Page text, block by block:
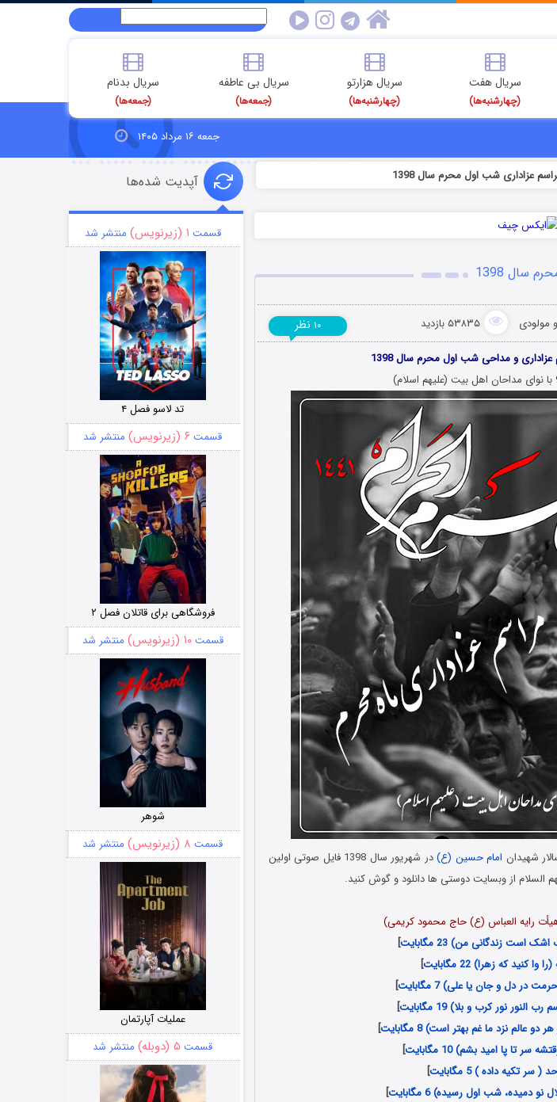
سریال هفت
(چهارشنبه‌ها)
سریال هزارتو
(چهارشنبه‌ها)
سریال بی عاطفه
(جمعه‌ها)
سریال بدنام
(جمعه‌ها)
جمعه ۱۶ مرداد ۱۴۰۵
عزاداری شب اول محرم سال 1398
سال 1398
مولودی ۵۳۸۳۵ بازدید ۱۰ نظر
و مداحی شب اول محرم سال 1398
شهیدان امام حسین (ع)
در شهریور سال 1398 فایل صوتی اولین
السلام از وبسایت دوستی ها دانلود و گوش کنید.
زندگانی من) 23 مگابایت
]
که زهرا) 22 مگابایت
]
دل و جان یا علی) 7 مگابایت
]
نور کرب و بلا) 19 مگابایت
]
نزد ما غم بهتر است) 8 مگابایت
]
پا امید بشم) 10 مگابایت
]
تکیه داده ) 5 مگابایت
]
شب اول رسیده) 6 مگابایت
]
آپدیت شده‌ها
قسمت ۱ (زیرنویس) منتشر شد
تد لاسو فصل ۴
قسمت ۶ (زیرنویس) منتشر شد
فروشگاهی برای قاتلان فصل ۲
قسمت۱۰ (زیرنویس) منتشر شد
شوهر
قسمت ۸ (زیرنویس) منتشر شد
عملیات آپارتمان
قسمت ۵ (دوبله) منتشر شد